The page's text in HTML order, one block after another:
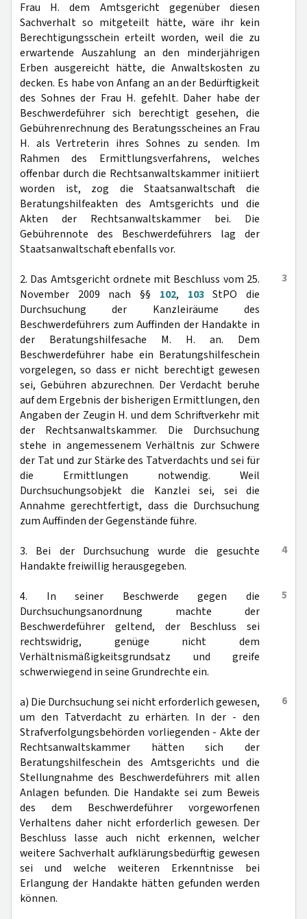
Frau H. dem Amtsgericht gegenüber diesen
Sachverhalt so mitgeteilt hätte, wäre ihr kein
Berechtigungsschein erteilt worden, weil die zu
erwartende Auszahlung an den minderjährigen
Erben ausgereicht hätte, die Anwaltskosten zu
decken. Es habe von Anfang an an der Bedürftigkeit
des Sohnes der Frau H. gefehlt. Daher habe der
Beschwerdeführer sich berechtigt gesehen, die
Gebührenrechnung des Beratungsscheines an Frau
H. als Vertreterin ihres Sohnes zu senden. Im
Rahmen des Ermittlungsverfahrens, welches
offenbar durch die Rechtsanwaltskammer initiiert
worden ist, zog die Staatsanwaltschaft die
Beratungshilfeakten des Amtsgerichts und die
Akten der Rechtsanwaltskammer bei. Die
Gebührennote des Beschwerdeführers lag der
Staatsanwaltschaft ebenfalls vor.
3
2. Das Amtsgericht ordnete mit Beschluss vom 25.
November 2009 nach §§ 102, 103StPO die
Durchsuchung der Kanzleiräume des
Beschwerdeführers zum Auffinden der Handakte in
der Beratungshilfesache M. H. an. Dem
Beschwerdeführer habe ein Beratungshilfeschein
vorgelegen, so dass er nicht berechtigt gewesen
sei, Gebühren abzurechnen. Der Verdacht beruhe
auf dem Ergebnis der bisherigen Ermittlungen, den
Angaben der Zeugin H. und dem Schriftverkehr mit
der Rechtsanwaltskammer. Die Durchsuchung
stehe in angemessenem Verhältnis zur Schwere
der Tat und zur Stärke des Tatverdachts und sei für
die Ermittlungen notwendig. Weil
Durchsuchungsobjekt die Kanzlei sei, sei die
Annahme gerechtfertigt, dass die Durchsuchung
zum Auffinden der Gegenstände führe.
4
3. Bei der Durchsuchung wurde die gesuchte
Handakte freiwillig herausgegeben.
5
4. In seiner Beschwerde gegen die
Durchsuchungsanordnung machte der
Beschwerdeführer geltend, der Beschluss sei
rechtswidrig, genüge nicht dem
Verhältnismäßigkeitsgrundsatz und greife
schwerwiegend in seine Grundrechte ein.
6
a) Die Durchsuchung sei nicht erforderlich gewesen,
um den Tatverdacht zu erhärten. In der - den
Strafverfolgungsbehörden vorliegenden - Akte der
Rechtsanwaltskammer hätten sich der
Beratungshilfeschein des Amtsgerichts und die
Stellungnahme des Beschwerdeführers mit allen
Anlagen befunden. Die Handakte sei zum Beweis
des dem Beschwerdeführer vorgeworfenen
Verhaltens daher nicht erforderlich gewesen. Der
Beschluss lasse auch nicht erkennen, welcher
weitere Sachverhalt aufklärungsbedürftig gewesen
sei und welche weiteren Erkenntnisse bei
Erlangung der Handakte hätten gefunden werden
können.